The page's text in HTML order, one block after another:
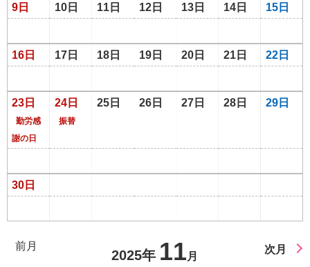
9日 10日 11日 12日 13日 14日 15日
16日 17日 18日 19日 20日 21日 22日
23日
勤労感
謝の日
24日
振替
25日 26日 27日 28日 29日
30日
前月
2025年 11 月
次月